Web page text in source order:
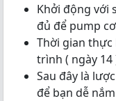
Khởi động với
đủ để pump
Thời gian thực
trình ( ngày 14
Sau đây là
để bạn dễ